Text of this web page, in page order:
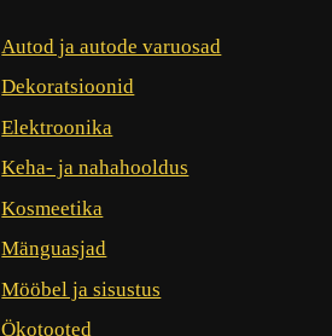
Autod ja autode varuosad
Dekoratsioonid
Elektroonika
Keha- ja nahahooldus
Kosmeetika
Mänguasjad
Mööbel ja sisustus
Ökotooted